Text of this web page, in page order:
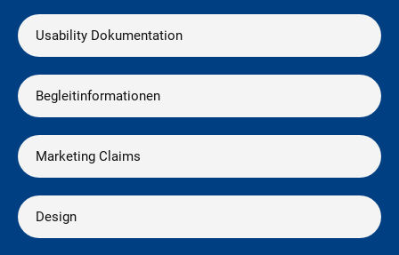
Usability Dokumentation
Begleitinformationen
Marketing Claims
Design